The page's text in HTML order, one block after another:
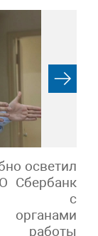
осветил
Сбербанк
с
работы